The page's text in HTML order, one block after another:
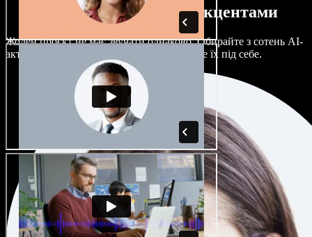
голосів з будь-якими акцентами
Жоден проєкт не має звучати однаково. Обирайте з сотень AI-
акторів і акцентів та гнучко налаштовуйте їх під себе.